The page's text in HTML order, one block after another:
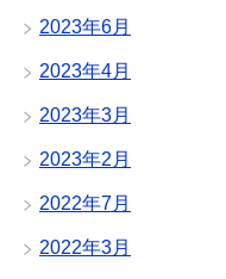
2023年6月
2023年4月
2023年3月
2023年2月
2022年7月
2022年3月